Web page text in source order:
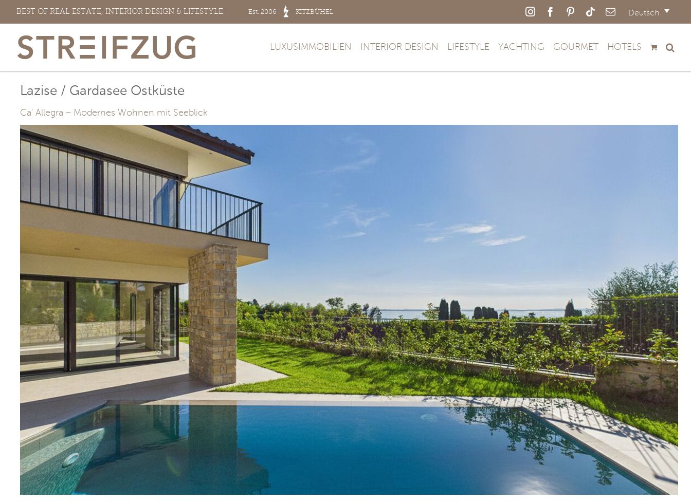
Zum
springen
BEST OF REAL ESTATE, INTERIOR DESIGN & LIFESTYLE Est. 2006 KITZBÜHEL Deutsch
InstagramFacebookPinterestTiktokE-
LUXUSIMMOBILIEN INTERIOR DESIGN LIFESTYLE YACHTING GOURMET HOTELS
Lazise / Gardasee Ostküste
Ca' Allegra – Modernes Wohnen mit Seeblick